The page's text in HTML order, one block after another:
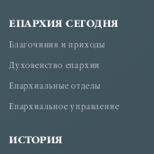
ЕПАРХИЯ СЕГОДНЯ
Благочиния и приходы
Духовенство епархии
Епархиальные отделы
Епархиальное управление
ИСТОРИЯ